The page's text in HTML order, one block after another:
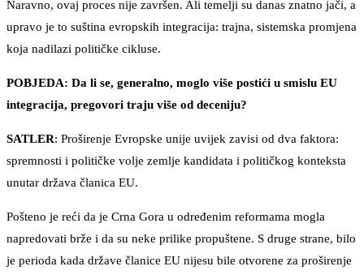
Naravno, ovaj proces nije završen. Ali temelji su danas znatno jači, a
upravo je to suština evropskih integracija: trajna, sistemska promjena
koja nadilazi političke cikluse.
POBJEDA: Da li se, generalno, moglo više postići u smislu EU
integracija, pregovori traju više od deceniju?
SATLER: Proširenje Evropske unije uvijek zavisi od dva faktora:
spremnosti i političke volje zemlje kandidata i političkog konteksta
unutar država članica EU.
Pošteno je reći da je Crna Gora u određenim reformama mogla
napredovati brže i da su neke prilike propuštene. S druge strane, bilo
je perioda kada države članice EU nijesu bile otvorene za proširenje